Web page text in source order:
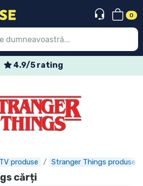
0
4.9/5 rating
produse Stranger Things produse
cărți